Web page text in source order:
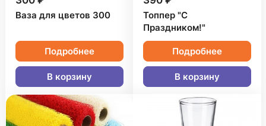
Ваза для цветов 300
Подробнее
В корзину
Топпер "С
Праздником!"
Подробнее
В корзину